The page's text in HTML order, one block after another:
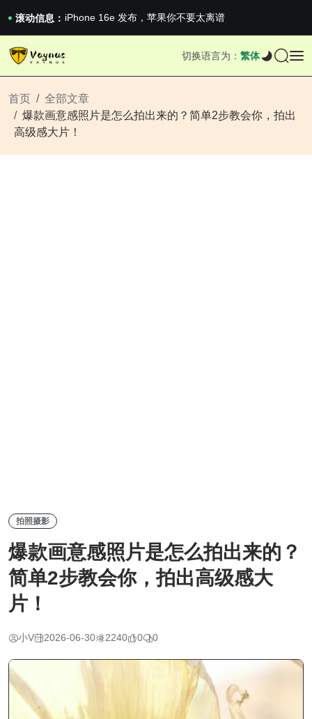
滚动信息： iPhone 16e 发布，苹果你不要太离谱
2026澳网男单收官：全满贯对上全满亚，德约...
《巅峰守卫 Highguard》正式上线，官...
切换语言为： 繁体
首页
全部文章
爆款画意感照片是怎么拍出来的？简单2步教会你，拍出
高级感大片！
拍照摄影
爆款画意感照片是怎么拍出来的？
简单2步教会你，拍出高级感大
片！
小V 2026-06-30 2240 0 0